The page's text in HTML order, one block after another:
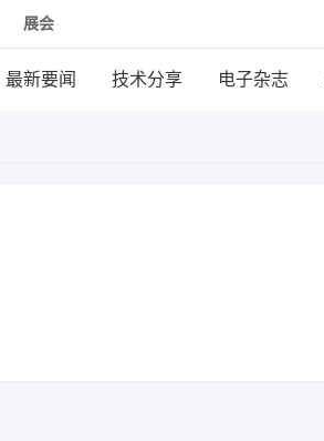
展会
最新要闻 技术分享 电子杂志